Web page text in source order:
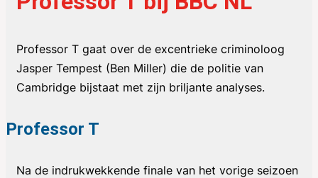
Professor T gaat over de excentrieke criminoloog
Jasper Tempest (Ben Miller) die de politie van
Cambridge bijstaat met zijn briljante analyses.
Professor T
Na de indrukwekkende finale van het vorige seizoen